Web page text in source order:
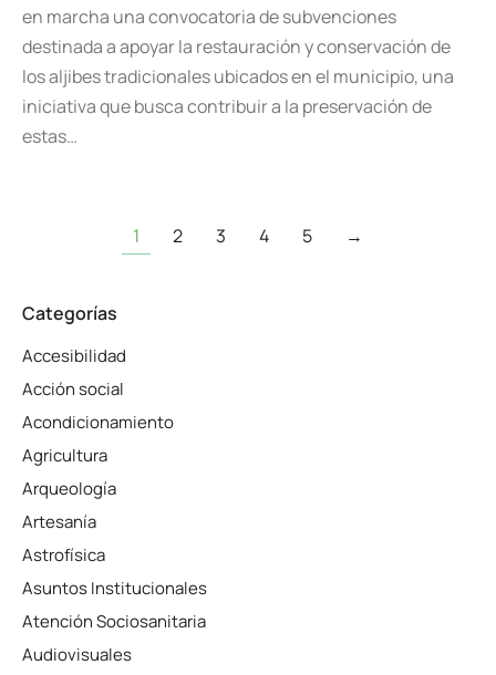
en marcha una convocatoria de subvenciones
destinada a apoyar la restauración y conservación de
los aljibes tradicionales ubicados en el municipio, una
iniciativa que busca contribuir a la preservación de
estas…
1 2 3 4 5 →
Categorías
Accesibilidad
Acción social
Acondicionamiento
Agricultura
Arqueología
Artesanía
Astrofísica
Asuntos Institucionales
Atención Sociosanitaria
Audiovisuales